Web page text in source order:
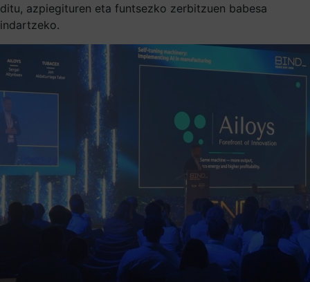
ditu, azpiegituren eta funtsezko zerbitzuen babesa
indartzeko.